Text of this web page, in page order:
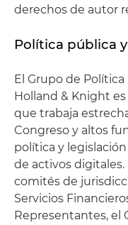
derechos de autor
Política pública
El Grupo de
Holland & Knight
que trabaja
Congreso y altos
política y
de activos
comités de
Servicios
Representantes, el